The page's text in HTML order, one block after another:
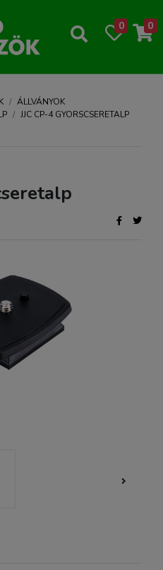
0 0
ÁLLVÁNYOK
JJC CP-4 GYORSCSERETALP